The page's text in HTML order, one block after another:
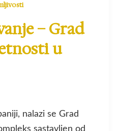
– Grad
u
nalazi se Grad
sastavljen od